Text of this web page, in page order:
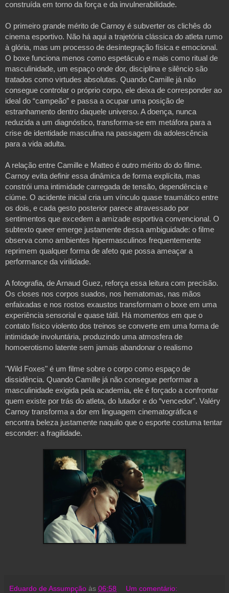
construída em torno da força e da invulnerabilidade.
O primeiro grande mérito de Carnoy é subverter os clichês do
cinema esportivo. Não há aqui a trajetória clássica do atleta rumo
à glória, mas um processo de desintegração física e emocional.
O boxe funciona menos como espetáculo e mais como ritual de
masculinidade, um espaço onde dor, disciplina e silêncio são
tratados como virtudes absolutas. Quando Camille já não
consegue controlar o próprio corpo, ele deixa de corresponder ao
ideal do “campeão” e passa a ocupar uma posição de
estranhamento dentro daquele universo. A doença, nunca
reduzida a um diagnóstico, transforma-se em metáfora para a
crise de identidade masculina na passagem da adolescência
para a vida adulta.
A relação entre Camille e Matteo é outro mérito do do filme.
Carnoy evita definir essa dinâmica de forma explícita, mas
constrói uma intimidade carregada de tensão, dependência e
ciúme. O acidente inicial cria um vínculo quase traumático entre
os dois, e cada gesto posterior parece atravessado por
sentimentos que excedem a amizade esportiva convencional. O
subtexto queer emerge justamente dessa ambiguidade: o filme
observa como ambientes hipermasculinos frequentemente
reprimem qualquer forma de afeto que possa ameaçar a
performance da virilidade.
A fotografia, de Arnaud Guez, reforça essa leitura com precisão.
Os closes nos corpos suados, nos hematomas, nas mãos
enfaixadas e nos rostos exaustos transformam o boxe em uma
experiência sensorial e quase tátil. Há momentos em que o
contato físico violento dos treinos se converte em uma forma de
intimidade involuntária, produzindo uma atmosfera de
homoerotismo latente sem jamais abandonar o realismo
"Wild Foxes" é um filme sobre o corpo como espaço de
dissidência. Quando Camille já não consegue performar a
masculinidade exigida pela academia, ele é forçado a confrontar
quem existe por trás do atleta, do lutador e do “vencedor”. Valéry
Carnoy transforma a dor em linguagem cinematográfica e
encontra beleza justamente naquilo que o esporte costuma tentar
esconder: a fragilidade.
Eduardo de Assumpção às 06:58 Um comentário: